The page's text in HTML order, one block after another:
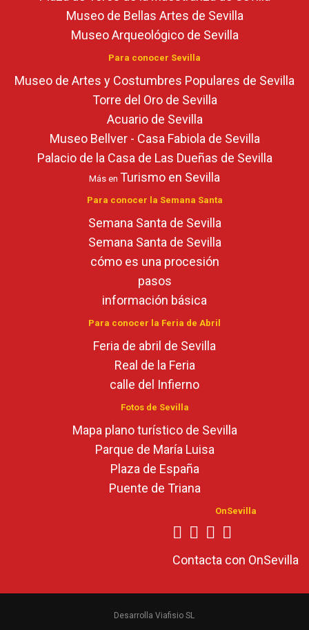
Museo de Bellas Artes de Sevilla
Museo Arqueológico de Sevilla
Para conocer Sevilla
Museo de Artes y Costumbres Populares de Sevilla
Torre del Oro de Sevilla
Acuario de Sevilla
Museo Bellver - Casa Fabiola de Sevilla
Palacio de la Casa de Las Dueñas de Sevilla
Más en Turismo en Sevilla
Para conocer la Semana Santa
Semana Santa de Sevilla
Semana Santa de Sevilla
cómo es una procesión
pasos
información básica
Para conocer la Feria de Abril
Feria de abril de Sevilla
Real de la Feria
calle del Infierno
Fotos de Sevilla
Mapa plano turístico de Sevilla
Parque de María Luisa
Plaza de España
Puente de Triana
OnSevilla
Contacta con OnSevilla
Desarrolla Viafisio SL